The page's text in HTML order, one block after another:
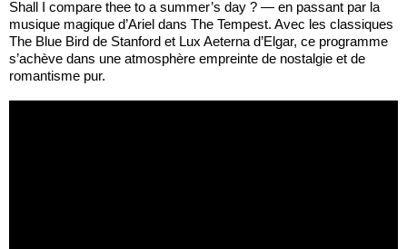
Shall I compare thee to a summer’s day ? — en passant par la
musique magique d’Ariel dans The Tempest. Avec les classiques
The Blue Bird de Stanford et Lux Aeterna d’Elgar, ce programme
s’achève dans une atmosphère empreinte de nostalgie et de
romantisme pur.